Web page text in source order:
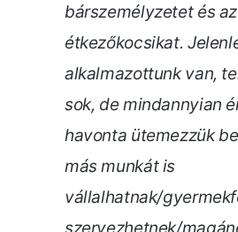
bárszemélyzetet és az
étkezőkocsikat.
alkalmazottunk van,
sok, de mindannyian
havonta ütemezzük
más munkát is
vállalhatnak/
szervezhetnek/